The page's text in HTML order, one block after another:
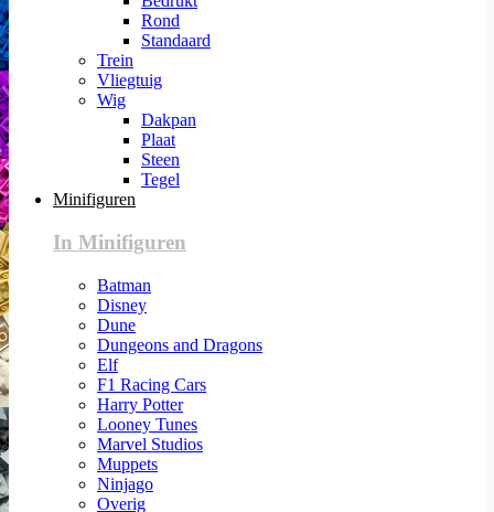
Rond
Standaard
Trein
Vliegtuig
Wig
Dakpan
Plaat
Steen
Tegel
Minifiguren
In Minifiguren
Batman
Disney
Dune
Dungeons and Dragons
Elf
F1 Racing Cars
Harry Potter
Looney Tunes
Marvel Studios
Muppets
Ninjago
Overig